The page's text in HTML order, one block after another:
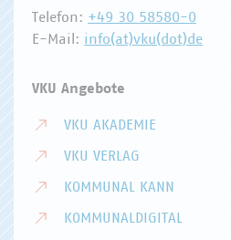
Telefon: +49 30 58580-0
E-Mail: info(at)vku(dot)de
VKU Angebote
VKU AKADEMIE
VKU VERLAG
KOMMUNAL KANN
KOMMUNALDIGITAL